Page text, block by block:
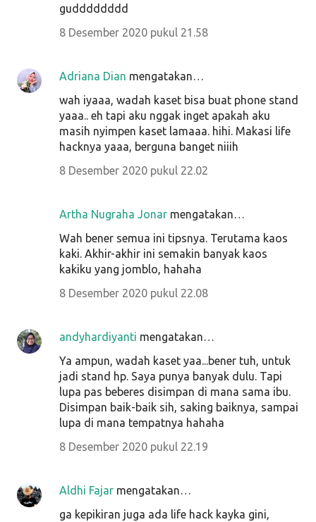
gudddddddd
8 Desember 2020 pukul 21.58
Adriana Dian mengatakan…
wah iyaaa, wadah kaset bisa buat phone stand
yaaa.. eh tapi aku nggak inget apakah aku
masih nyimpen kaset lamaaa. hihi. Makasi life
hacknya yaaa, berguna banget niiih
8 Desember 2020 pukul 22.02
Artha Nugraha Jonar mengatakan…
Wah bener semua ini tipsnya. Terutama kaos
kaki. Akhir-akhir ini semakin banyak kaos
kakiku yang jomblo, hahaha
8 Desember 2020 pukul 22.08
andyhardiyanti mengatakan…
Ya ampun, wadah kaset yaa...bener tuh, untuk
jadi stand hp. Saya punya banyak dulu. Tapi
lupa pas beberes disimpan di mana sama ibu.
Disimpan baik-baik sih, saking baiknya, sampai
lupa di mana tempatnya hahaha
8 Desember 2020 pukul 22.19
Aldhi Fajar mengatakan…
ga kepikiran juga ada life hack kayka gini,